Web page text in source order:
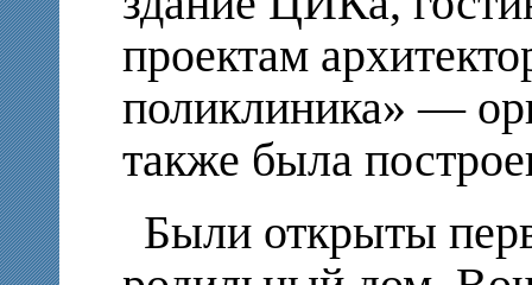
проектам
поликлиника» —
также была
Были открыты